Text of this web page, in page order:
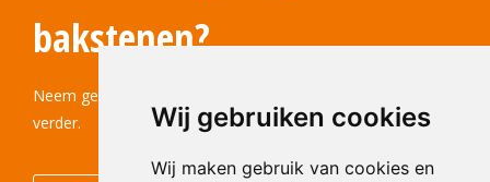
Wij gebruiken cookies
Wij maken gebruik van cookies en
bakstenen?
Neem gerust contact met ons op! Wij helpen u graag
verder.